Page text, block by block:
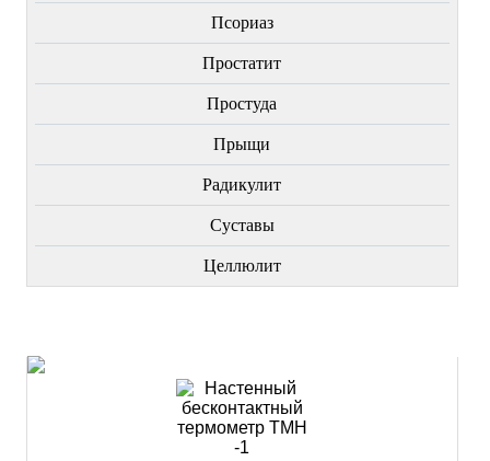
Пcориаз
Простатит
Простуда
Прыщи
Радикулит
Суставы
Целлюлит